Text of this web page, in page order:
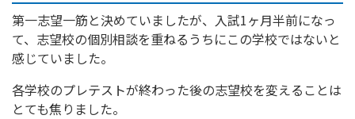
第一志望一筋と決めていましたが、入試1ヶ月半前になっ
て、志望校の個別相談を重ねるうちにこの学校ではないと
感じていました。
各学校のプレテストが終わった後の志望校を変えることは
とても焦りました。